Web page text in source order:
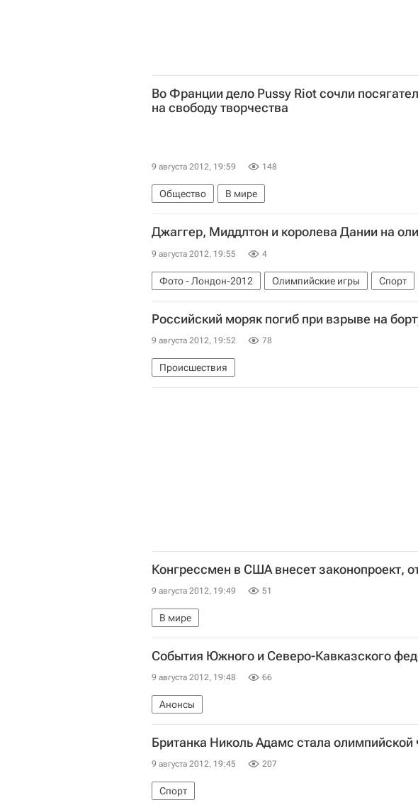
Во Франции дело Pussy Riot сочли
на свободу творчества
9 августа 2012, 19:59 148
Общество В мире
Джаггер, Миддлтон и королева Дании на
9 августа 2012, 19:55 4
Фото - Лондон-2012 Олимпийские игры Спорт
Лондон-2012
Владимир Путин Виталий Мутко
Летние Олимпийские игры 2012
Российский моряк погиб при взрыве на
9 августа 2012, 19:52 78
Происшествия
Конгрессмен в США внесет законопроект,
9 августа 2012, 19:49 51
В мире
События Южного и Северо-Кавказского
9 августа 2012, 19:48 66
Анонсы
Британка Николь Адамс стала олимпийской
9 августа 2012, 19:45 207
Спорт